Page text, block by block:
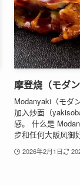
摩登烧（モダン
Modanyaki（モダ
加入炒面（
感。 什么是
步和任何大阪风御
2026年2月1日